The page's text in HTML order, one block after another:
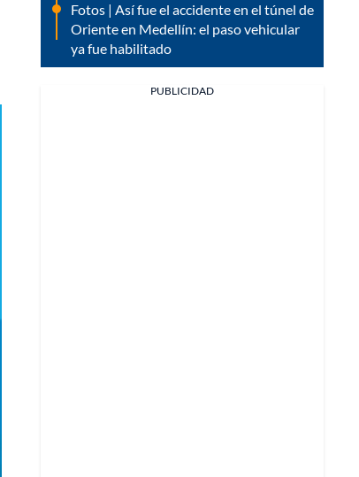
Fotos | Así fue el accidente en el túnel de
Oriente en Medellín: el paso vehicular
ya fue habilitado
PUBLICIDAD